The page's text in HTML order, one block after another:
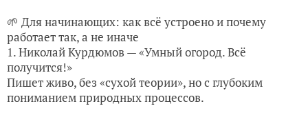
🌱 Для начинающих: как всё устроено и почему
работает так, а не иначе
1. Николай Курдюмов — «Умный огород. Всё
получится!»
Пишет живо, без «сухой теории», но с глубоким
пониманием природных процессов.